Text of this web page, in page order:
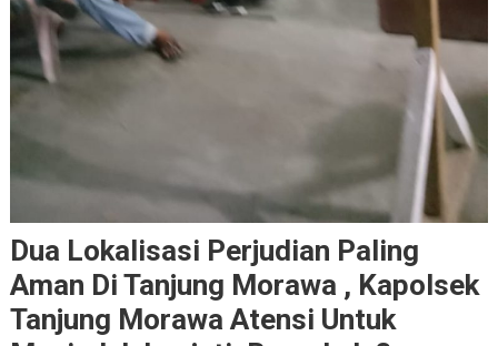
Dua Lokalisasi Perjudian Paling
Aman Di Tanjung Morawa , Kapolsek
Tanjung Morawa Atensi Untuk